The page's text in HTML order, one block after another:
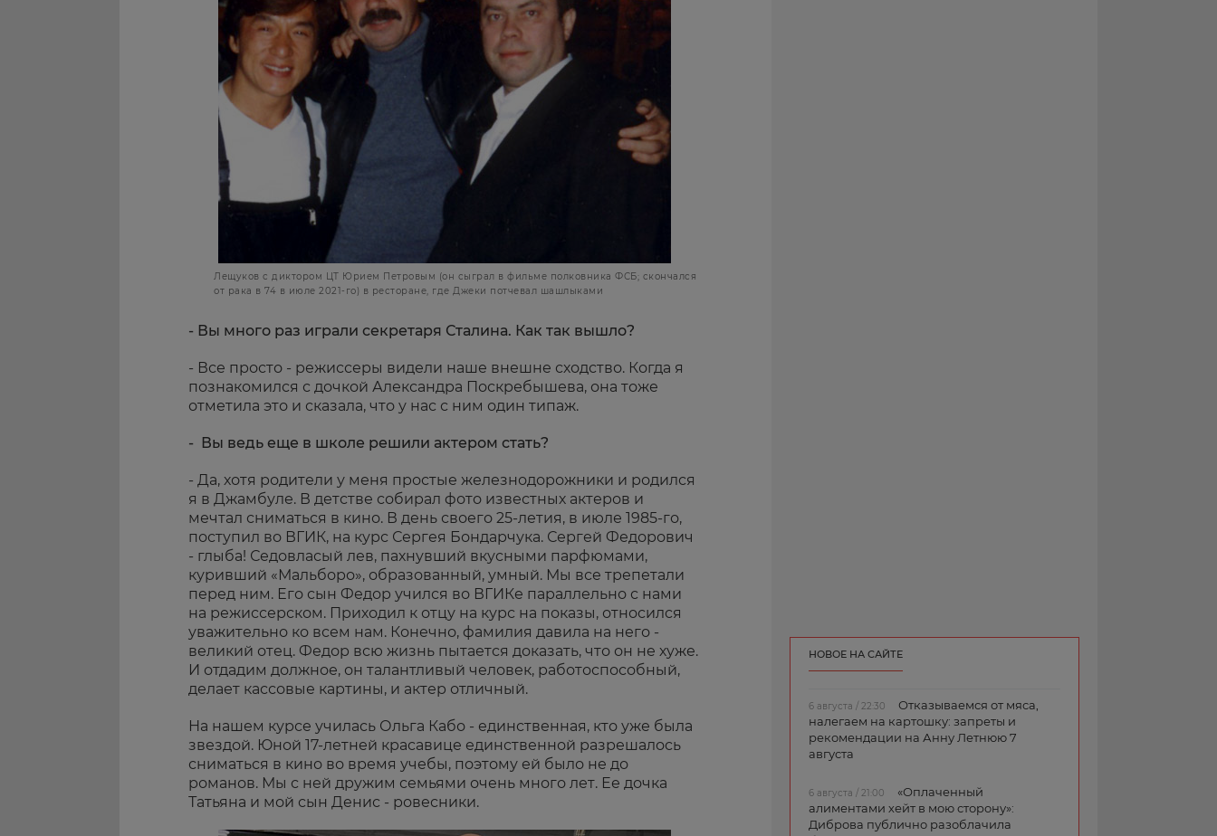
Лещуков с диктором ЦТ Юрием Петровым (он сыграл в фильме полковника ФСБ; скончался
от рака в 74 в июле 2021-го) в ресторане, где Джеки потчевал шашлыками
- Вы много раз играли секретаря Сталина. Как так вышло?
- Все просто - режиссеры видели наше внешне сходство. Когда я
познакомился с дочкой Александра Поскребышева, она тоже
отметила это и сказала, что у нас с ним один типаж.
- Вы ведь еще в школе решили актером стать?
- Да, хотя родители у меня простые железнодорожники и родился
я в Джамбуле. В детстве собирал фото известных актеров и
мечтал сниматься в кино. В день своего 25-летия, в июле 1985-го,
поступил во ВГИК, на курс Сергея Бондарчука. Сергей Федорович
- глыба! Седовласый лев, пахнувший вкусными парфюмами,
куривший «Мальборо», образованный, умный. Мы все трепетали
перед ним. Его сын Федор учился во ВГИКе параллельно с нами
на режиссерском. Приходил к отцу на курс на показы, относился
уважительно ко всем нам. Конечно, фамилия давила на него -
великий отец. Федор всю жизнь пытается доказать, что он не хуже.
И отдадим должное, он талантливый человек, работоспособный,
делает кассовые картины, и актер отличный.
На нашем курсе училась Ольга Кабо - единственная, кто уже была
звездой. Юной 17-летней красавице единственной разрешалось
сниматься в кино во время учебы, поэтому ей было не до
романов. Мы с ней дружим семьями очень много лет. Ее дочка
Татьяна и мой сын Денис - ровесники.
НОВОЕ НА САЙТЕ
6 августа / 22:30
Отказываемся от мяса,
налегаем на картошку: запреты и
рекомендации на Анну Летнюю 7
августа
6 августа / 21:00
«Оплаченный
алиментами хейт в мою сторону»:
Диброва публично разоблачила